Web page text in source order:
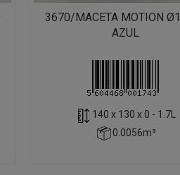
3670/MACETA MOTION
AZUL
140 x 130 x 0 - 1.7L
0.0056m³